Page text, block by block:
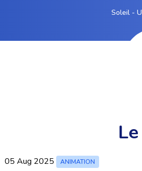
Soleil -
05 Aug 2025 ANIMATION